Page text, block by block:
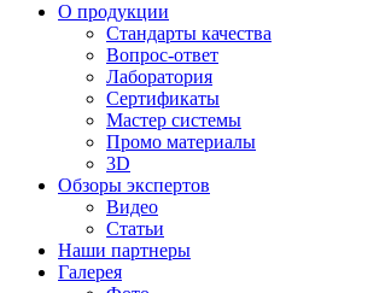
О продукции
Стандарты качества
Вопрос-ответ
Лаборатория
Сертификаты
Мастер системы
Промо материалы
3D
Обзоры экспертов
Видео
Статьи
Наши партнеры
Галерея